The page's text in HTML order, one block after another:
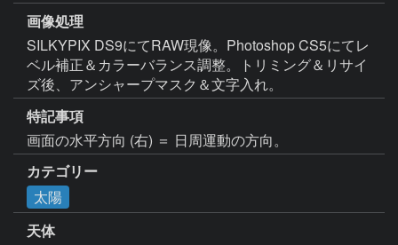
画像処理
SILKYPIX DS9にてRAW現像。Photoshop CS5にてレ
ベル補正＆カラーバランス調整。トリミング＆リサイ
ズ後、アンシャープマスク＆文字入れ。
特記事項
画面の水平方向 (右) ＝ 日周運動の方向。
カテゴリー
太陽
天体